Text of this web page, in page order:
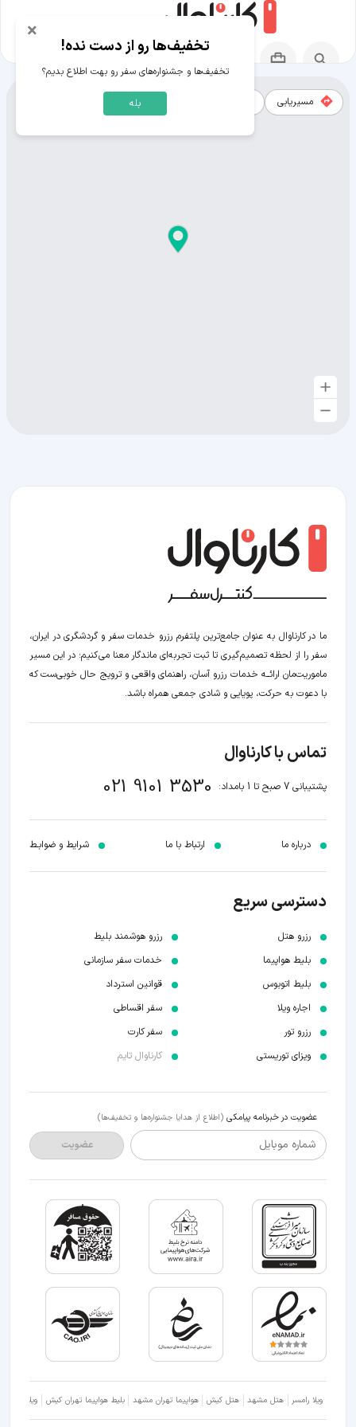
مسیریابی
ما در کارناوال به عنوان جامع‌ترین پلتفرم رزرو خدمات سفر و گردشگری در ایران،
سفر را از لحظه‌ تصمیم‌گیری تا ثبت تجربه‌ای ماندگار معنا می‌کنیم؛ در این مسیر‍
ماموریت‌مان اراﺋــﻪ خدمات رزرو آسان، راهنمای واقعی و ترویج حال خوبی‌ست که
با دعوت به حرکت، پویایی و شادی جمعی همراه باشد.
تماس با کارناوال
پشتیبانی 7 صبح تا 1 بامداد: 021 9101 3530
درباره ما ارتباط با ما شرایط و ضوابـط
دسترسی سریع
رزرو هتل
بلیط هواپیما
بلیط اتوبوس
اجاره ویلا
رزرو تور
ویزای توریستی
رزرو هوشمند بلیط
خدمات سفر سازمانی
قوانین استرداد
سفر اقساطی
سفر کارت
کارناوال تایم
عضویت در خبرنامه پیامکی (اطلاع از هدایا جشنواره‌ها و تخفیف‌ها)
شماره موبایل عضویت
ویلا رامسر هتل مشهد هتل کیش هواپیما تهران مشهد بلیط هواپیما تهران کیش ویلا شمال
× تخفیف‌ها رو از دست نده!
تخفیف‌ها و جشنواره‌های سفر رو بهت اطلاع بدیم؟
بله